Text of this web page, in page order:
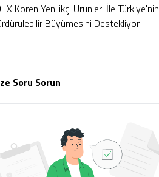
X Koren Yenilikçi Ürünleri İle Türkiye'nin
Büyümesini Destekliyor
Soru Sorun